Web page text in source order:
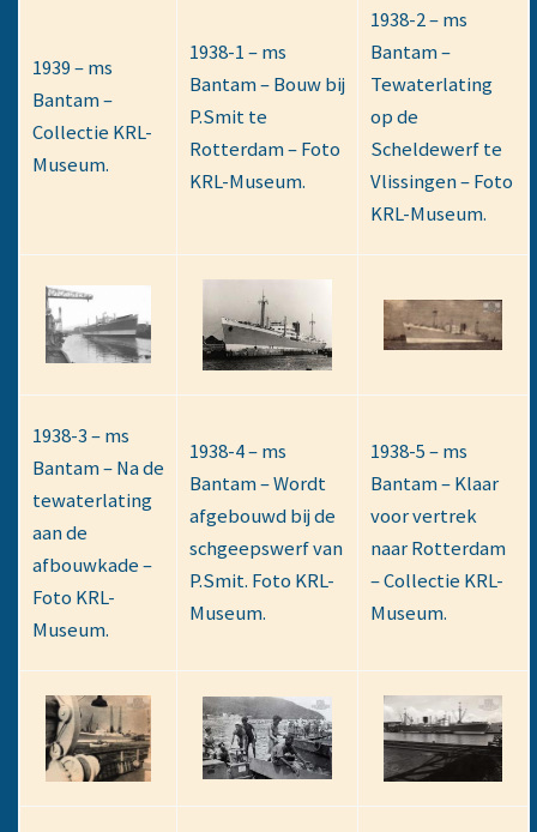
1939 – ms
Bantam –
Collectie KRL-
Museum.
1938-1 – ms
Bantam – Bouw bij
P.Smit te
Rotterdam – Foto
KRL-Museum.
1938-2 – ms
Bantam –
Tewaterlating
op de
Scheldewerf te
Vlissingen – Foto
KRL-Museum.
1938-3 – ms
Bantam – Na de
tewaterlating
aan de
afbouwkade –
Foto KRL-
Museum.
1938-4 – ms
Bantam – Wordt
afgebouwd bij de
schgeepswerf van
P.Smit. Foto KRL-
Museum.
1938-5 – ms
Bantam – Klaar
voor vertrek
naar Rotterdam
– Collectie KRL-
Museum.